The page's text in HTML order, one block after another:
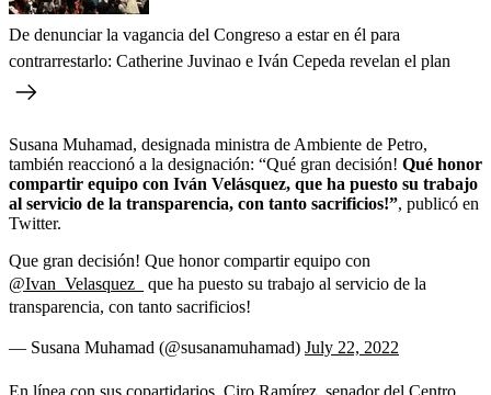
De denunciar la vagancia del Congreso a estar en él para
contrarrestarlo: Catherine Juvinao e Iván Cepeda revelan el plan
Susana Muhamad, designada ministra de Ambiente de Petro,
también reaccionó a la designación: “Qué gran decisión! Qué honor
compartir equipo con Iván Velásquez, que ha puesto su trabajo
al servicio de la transparencia, con tanto sacrificios!”, publicó en
Twitter.
Que gran decisión! Que honor compartir equipo con
@Ivan_Velasquez_
que ha puesto su trabajo al servicio de la
transparencia, con tanto sacrificios!
— Susana Muhamad (@susanamuhamad) July 22, 2022
En línea con sus copartidarios, Ciro Ramírez, senador del Centro